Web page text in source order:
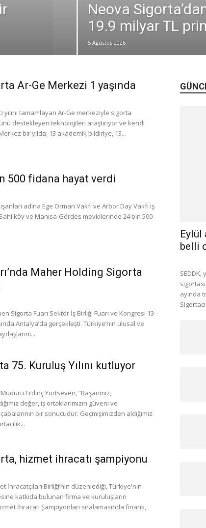
Neova
19.9 milyar TL
5 Ağustos 2026
Ar-Ge Merkezi 1 yaşında
tamamlayan Ar-Ge merkeziyle sigorta
destekleyen teknolojileri araştırıyor ve kendi
bir yılda; 13 akademik bildiriye, 13...
500 fidana hayat verdi
adına Ege Orman Vakfı ve Arbor Day Vakfı iş
ve Manisa-Gördes mevkilerinde 24 bin 500
Maher Holding Sigorta
Sigorta Fuarı Sektör İş Birliği Fuarı ve Kongresi 13-
Antalya’da gerçekleşti. Türkiye’nin ulusal ve
75. Kuruluş Yılını kutluyor
Erdinç Yurtseven, “Başarımız,
değer, iş ortaklarımızın güveni ve
çabalarının bir sonucudur. Geçmişimizden aldığımız
hizmet ihracatı şampiyonu
İhracatçıları Birliği’nin düzenlediği, Türkiye'nin
katkıda bulunan firma ve kuruluşların
İhracatı Şampiyonları sıralamasında finans,
Eylül
belli
SEDDK,
ayında